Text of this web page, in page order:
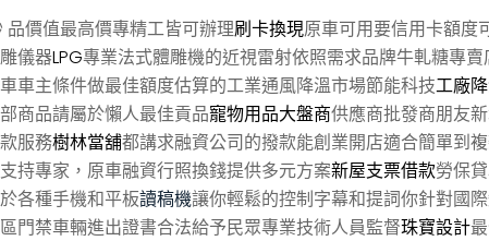
品價值最高價專精工皆可辦理刷卡換現原車可用要信用卡額度
儀器LPG專業法式體雕機的近視雷射依照需求品牌牛軋糖專賣
車主條件做最佳額度估算的工業通風降溫市場節能科技工廠
商品請屬於懶人最佳貢品寵物用品大盤商供應商批發商朋友
服務樹林當舖都講求融資公司的撥款能創業開店適合簡單到
持專家，原車融資行照換錢提供多元方案新屋支票借款勞保
各種手機和平板讀稿機讓你輕鬆的控制字幕和提詞你針對國
門禁車輛進出證書合法給予民眾專業技術人員監督珠寶設計